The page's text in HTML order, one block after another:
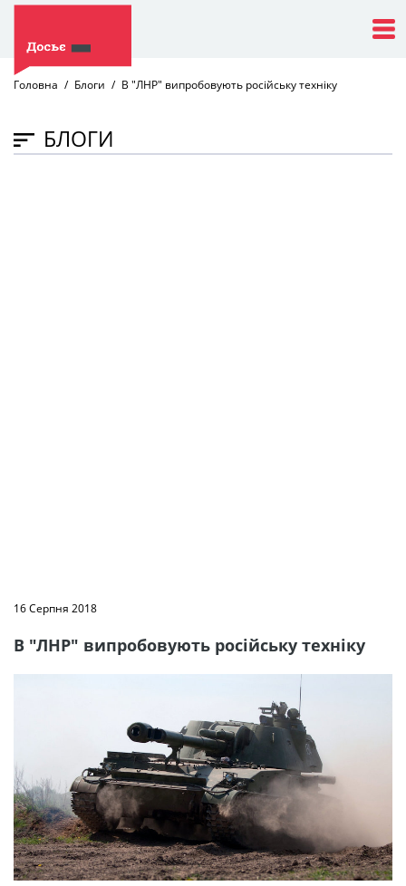
Головна Блоги В "ЛНР" випробовують російську техніку
БЛОГИ
16 Серпня 2018
В "ЛНР" випробовують російську техніку